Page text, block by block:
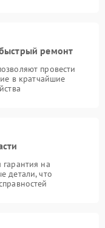
ремонт
провести
в кратчайшие
на
детали, что